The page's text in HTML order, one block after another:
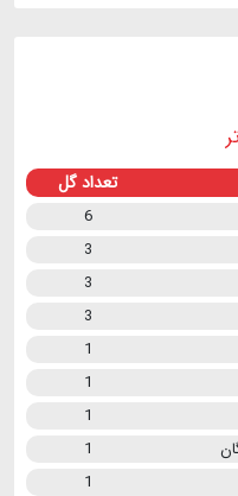
تعداد گل
6
3
3
3
1
1
1
1
1